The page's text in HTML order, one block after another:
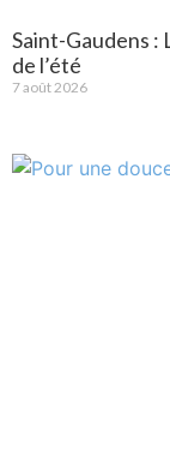
Saint-Gaudens :
de l’été
7 août 2026